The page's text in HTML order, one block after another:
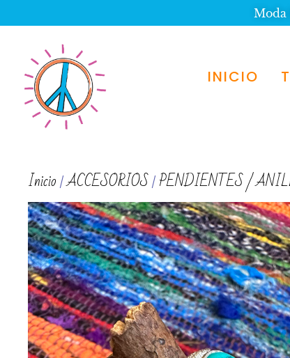
Moda
INICIO
Inicio /ACCESORIOS / PENDIENTES /